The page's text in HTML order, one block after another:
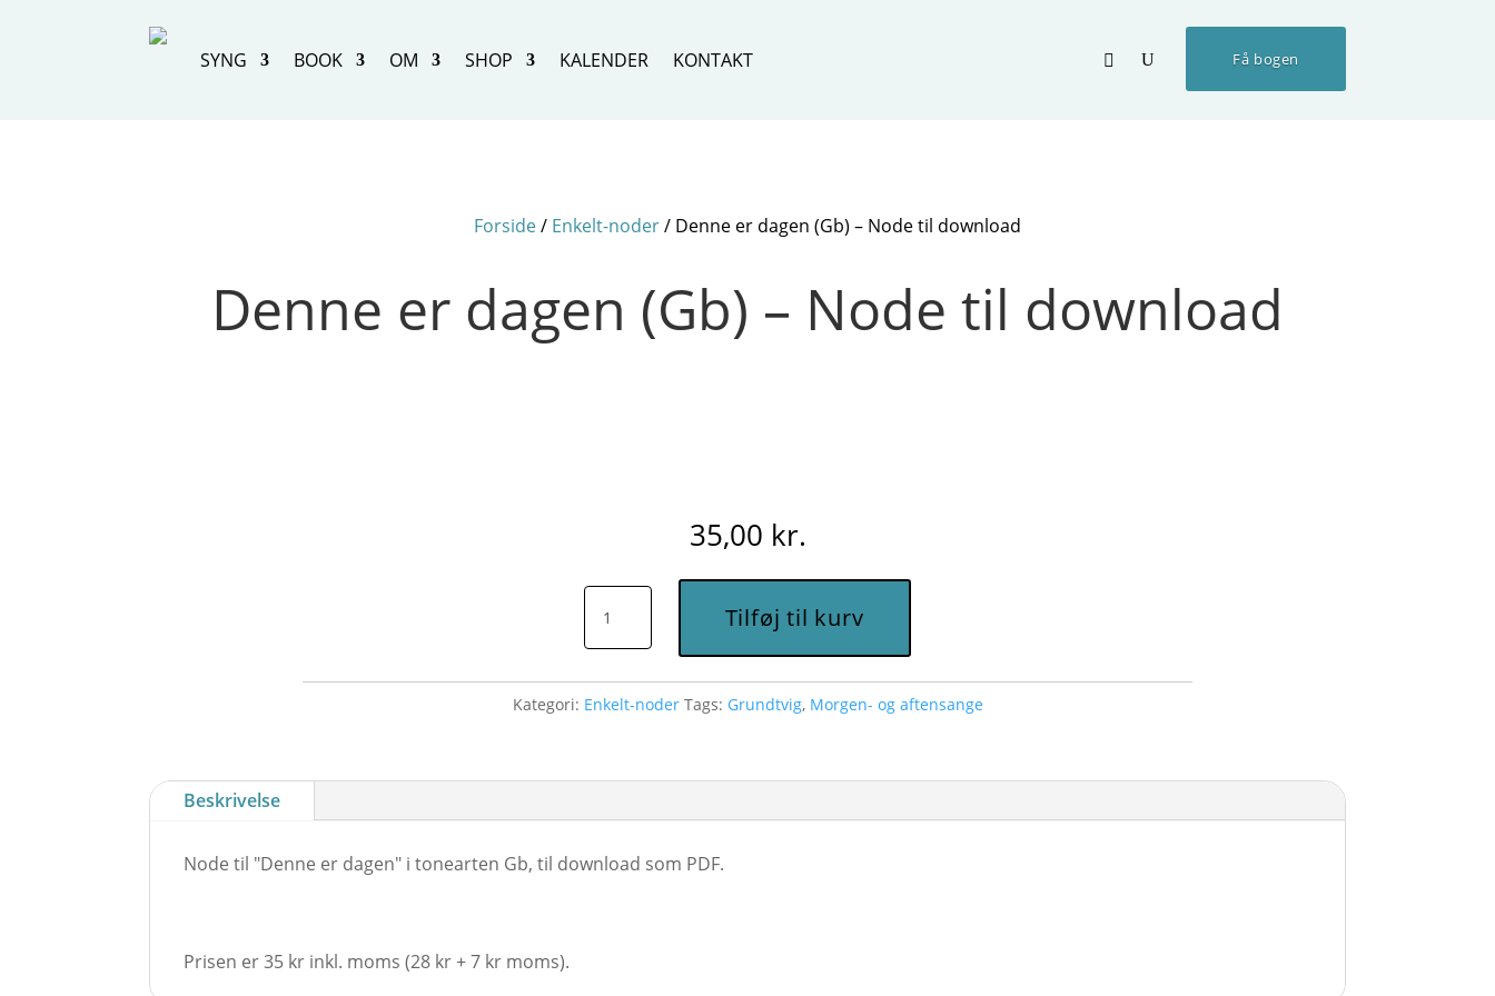
SYNG BOOK OM SHOP KALENDER KONTAKT Få bogen
Forside/ Enkelt-noder/ Denne er dagen (Gb) – Node til download
Denne er dagen (Gb) – Node til download
35,00 kr.
(Gb)
til
download
antal
Tilføj til kurv
Kategori: Enkelt-noder Tags: Grundtvig, Morgen- og aftensange
Beskrivelse
Node til "Denne er dagen" i tonearten Gb, til download som PDF.
Prisen er 35 kr inkl. moms (28 kr + 7 kr moms).